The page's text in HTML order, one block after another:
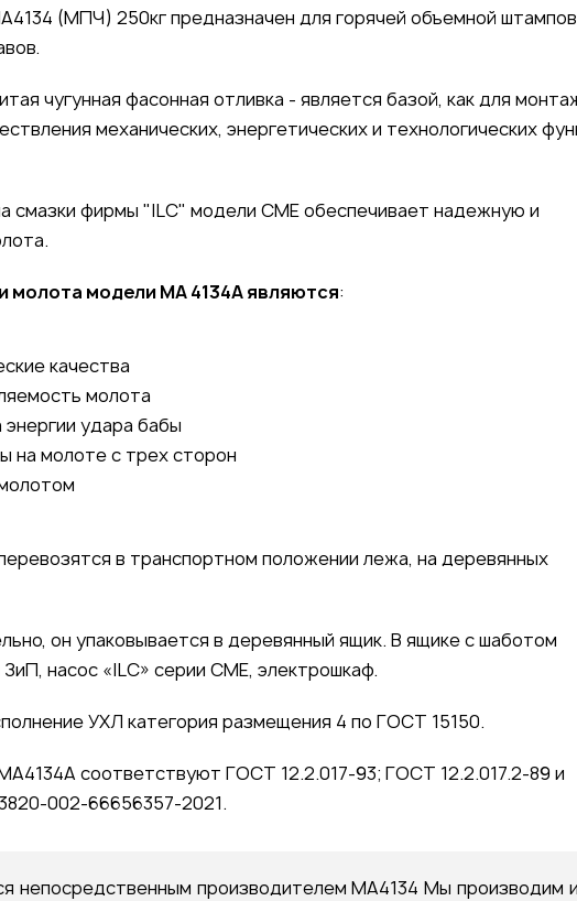
(МПЧ) 250кг предназначен для горячей объемной
чугунная фасонная отливка - является базой, как для
механических, энергетических и технологических
смазки фирмы "ILC" модели CME обеспечивает надежную и
молота модели МА 4134А являются:
качества
молота
энергии удара бабы
на молоте с трех сторон
в транспортном положении лежа, на деревянных
он упаковывается в деревянный ящик. В ящике с шаботом
насос «ILC» серии СМЕ, электрошкаф.
УХЛ категория размещения 4 по ГОСТ 15150.
соответствуют ГОСТ 12.2.017-93; ГОСТ 12.2.017.2-89 и
002-66656357-2021.
непосредственным производителем МА4134 Мы производим